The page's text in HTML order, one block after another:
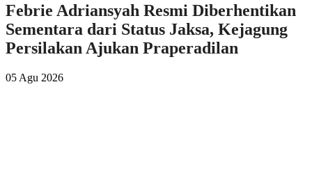
Febrie Adriansyah Resmi Diberhentikan
Sementara dari Status Jaksa, Kejagung
Persilakan Ajukan Praperadilan
05 Agu 2026